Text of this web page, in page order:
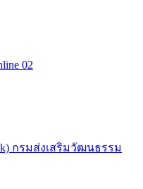
02
กรมส่งเสริมวัฒนธรรม